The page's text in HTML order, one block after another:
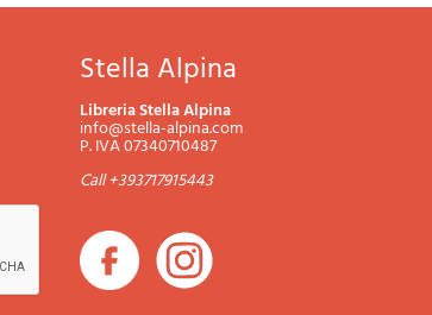
Stella Alpina
Libreria Stella Alpina
info@stella-alpina.com
P. IVA 07340710487
Call +393717915443